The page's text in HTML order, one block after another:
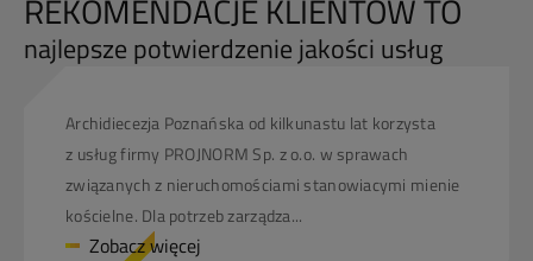
REKOMENDACJE KLIENTÓW TO
najlepsze potwierdzenie jakości usług
Archidiecezja Poznańska od kilkunastu lat korzysta
z usług firmy PROJNORM Sp. z o.o. w sprawach
związanych z nieruchomościami stanowiacymi mienie
kościelne. Dla potrzeb zarządza...
Zobacz więcej